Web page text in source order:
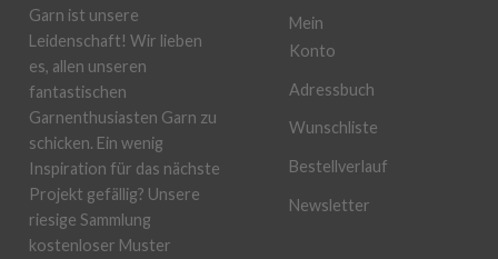
Garn ist unsere
Leidenschaft! Wir lieben
es, allen unseren
fantastischen
Garnenthusiasten Garn zu
schicken. Ein wenig
Inspiration für das nächste
Projekt gefällig? Unsere
riesige Sammlung
kostenloser Muster
Mein
Konto
Adressbuch
Wunschliste
Bestellverlauf
Newsletter